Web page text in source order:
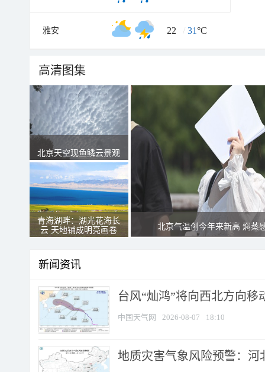
雅安 22 / 31°C
高清图集
北京天空现鱼鳞云景观
青海湖畔：湖光花海长
云 天地铺成明亮画卷
北京气温创今年来新高 焖蒸
新闻资讯
台风“灿鸿”将向西北方向移
中国天气网 2026-08-07 18:10
地质灾害气象风险预警：河